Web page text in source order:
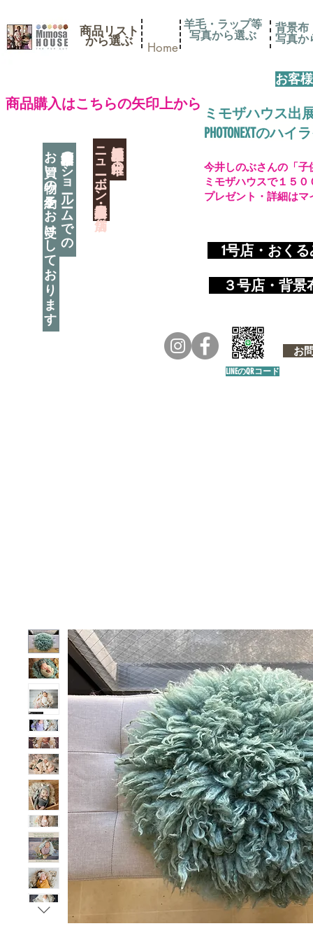
商品リスト
​から選ぶ Home
​商品購入はこちらの矢印上から
神奈川県相模原市に日本唯一の
​ニューボーン撮影用小道具店・３店舗
羊毛・ラップ等
写真から選ぶ
背景布
写真か
お客
ミモザハウス出
PHOTONEXTのハ
神奈川県相模原市のショールームでの
お買い物の予約をお受けしております 1号店・おく
​ ３号店・背
お
今井しのぶさんの「
ミモザハウスで１５
プレゼント・詳細は
LINEのQRコード